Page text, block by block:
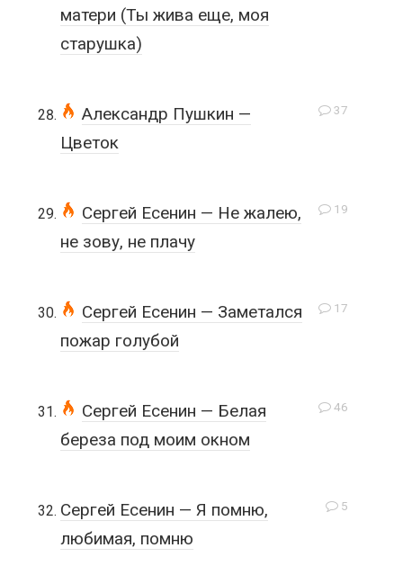
матери (Ты жива еще, моя
старушка)
37
Александр Пушкин —
Цветок
19
Сергей Есенин — Не жалею,
не зову, не плачу
17
Сергей Есенин — Заметался
пожар голубой
46
Сергей Есенин — Белая
береза под моим окном
5
Сергей Есенин — Я помню,
любимая, помню